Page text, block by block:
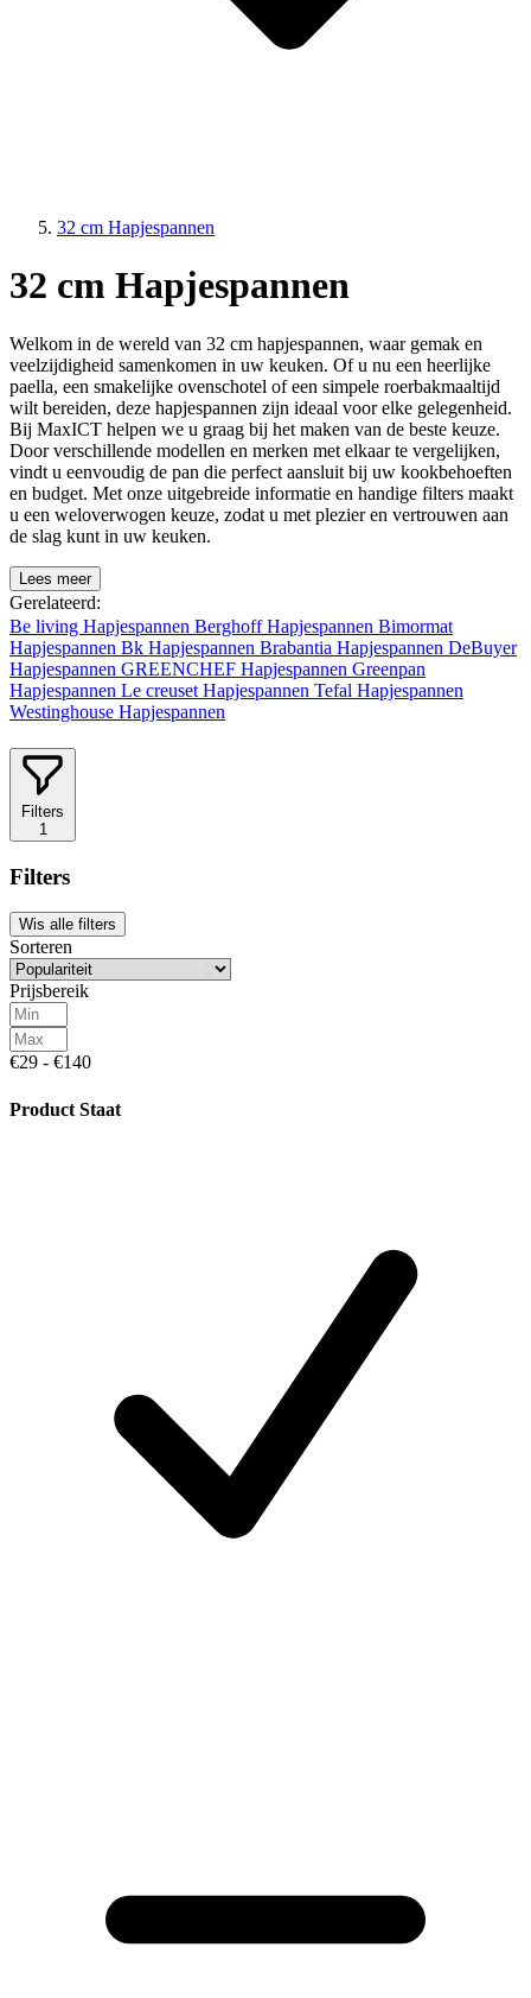
32 cm Hapjespannen
32 cm Hapjespannen
Welkom in de wereld van 32 cm hapjespannen, waar gemak en
veelzijdigheid samenkomen in uw keuken. Of u nu een heerlijke
paella, een smakelijke ovenschotel of een simpele roerbakmaaltijd
wilt bereiden, deze hapjespannen zijn ideaal voor elke gelegenheid.
Bij MaxICT helpen we u graag bij het maken van de beste keuze.
Door verschillende modellen en merken met elkaar te vergelijken,
vindt u eenvoudig de pan die perfect aansluit bij uw kookbehoeften
en budget. Met onze uitgebreide informatie en handige filters maakt
u een weloverwogen keuze, zodat u met plezier en vertrouwen aan
de slag kunt in uw keuken.
Lees meer
Gerelateerd:
Be living Hapjespannen Berghoff Hapjespannen Bimormat
Hapjespannen Bk Hapjespannen Brabantia Hapjespannen DeBuyer
Hapjespannen GREENCHEF Hapjespannen Greenpan
Hapjespannen Le creuset Hapjespannen Tefal Hapjespannen
Westinghouse Hapjespannen
Filters
1
Filters
Wis alle filters
Sorteren
Prijsbereik
€29 - €140
Product Staat